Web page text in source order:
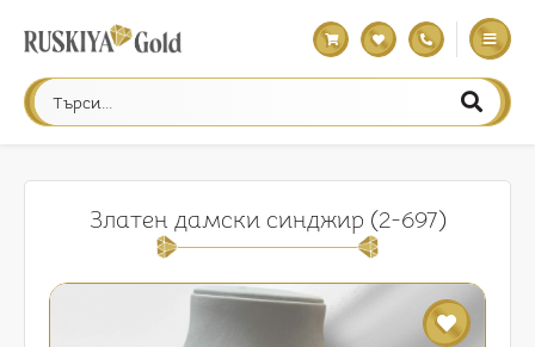
Златен дамски синджир (2-697)